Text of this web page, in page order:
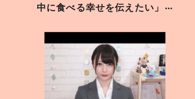
中に食べる幸せを伝えたい」新